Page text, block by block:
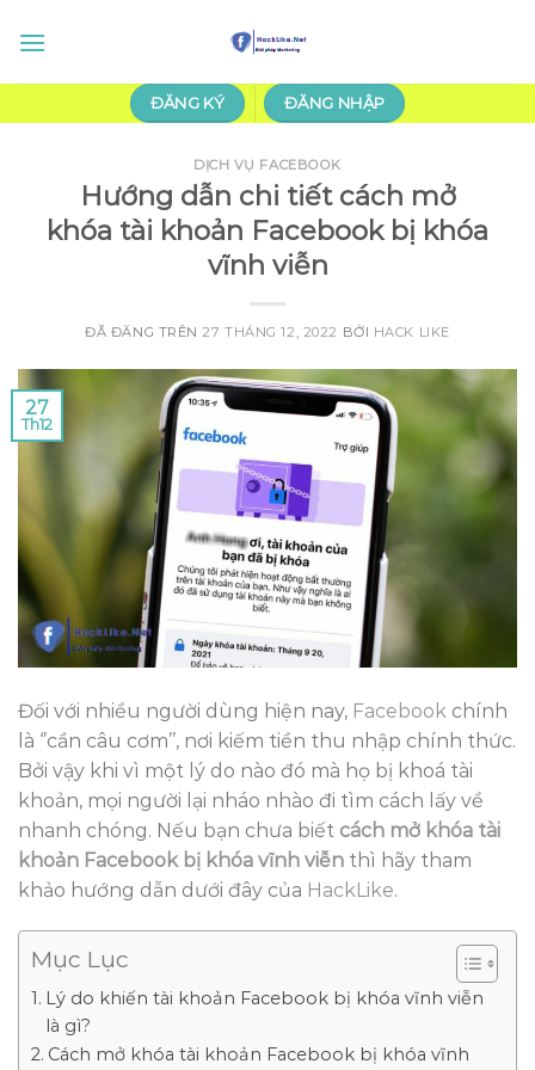
đến
ĐĂNG KÝ ĐĂNG NHẬP
DỊCH VỤ FACEBOOK
Hướng dẫn chi tiết cách mở
khóa tài khoản Facebook bị khóa
vĩnh viễn
ĐÃ ĐĂNG TRÊN27 THÁNG 12, 2022 BỞI HACK LIKE
27
Th12
Đối với nhiều người dùng hiện nay, Facebook chính
là ‘’cần câu cơm’’, nơi kiếm tiền thu nhập chính thức.
Bởi vậy khi vì một lý do nào đó mà họ bị khoá tài
khoản, mọi người lại nháo nhào đi tìm cách lấy về
nhanh chóng. Nếu bạn chưa biết cách mở khóa tài
khoản Facebook bị khóa vĩnh viễn thì hãy tham
khảo hướng dẫn dưới đây của HackLike.
Mục Lục
Lý do khiến tài khoản Facebook bị khóa vĩnh viễn
là gì?
Cách mở khóa tài khoản Facebook bị khóa vĩnh